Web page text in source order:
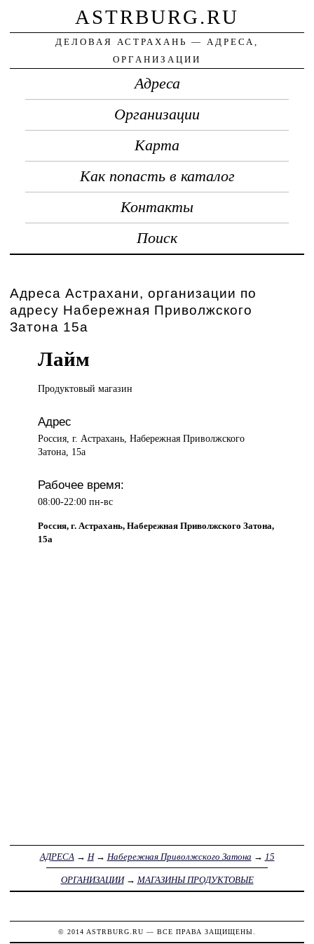
ASTRBURG.RU
ДЕЛОВАЯ АСТРАХАНЬ — АДРЕСА,
ОРГАНИЗАЦИИ
Адреса
Организации
Карта
Как попасть в каталог
Контакты
Поиск
Адреса Астрахани, организации по
адресу Набережная Приволжского
Затона 15а
Лайм
Продуктовый магазин
Адрес
Россия, г. Астрахань, Набережная Приволжского
Затона, 15а
Рабочее время:
08:00-22:00 пн-вс
Россия, г. Астрахань, Набережная Приволжского Затона,
15а
АДРЕСА→ Н→ Набережная Приволжского Затона → 15
ОРГАНИЗАЦИИ→ МАГАЗИНЫ ПРОДУКТОВЫЕ
© 2014 ASTRBURG.RU — ВСЕ ПРАВА ЗАЩИЩЕНЫ.